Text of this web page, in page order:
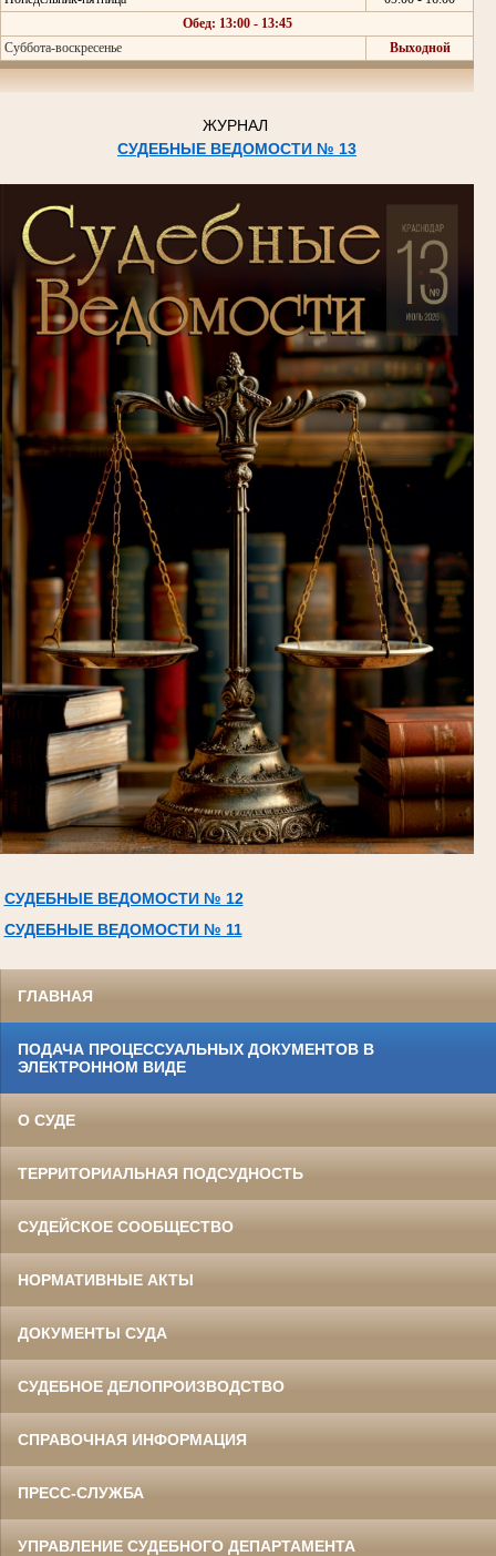
Обед: 13:00 - 13:45
Суббота-воскресенье
Выходной
ЖУРНАЛ
СУДЕБНЫЕ ВЕДОМОСТИ № 13
СУДЕБНЫЕ ВЕДОМОСТИ № 12
СУДЕБНЫЕ ВЕДОМОСТИ № 11
ГЛАВНАЯ
ПОДАЧА ПРОЦЕССУАЛЬНЫХ ДОКУМЕНТОВ В
ЭЛЕКТРОННОМ ВИДЕ
О СУДЕ
ТЕРРИТОРИАЛЬНАЯ ПОДСУДНОСТЬ
СУДЕЙСКОЕ СООБЩЕСТВО
НОРМАТИВНЫЕ АКТЫ
ДОКУМЕНТЫ СУДА
СУДЕБНОЕ ДЕЛОПРОИЗВОДСТВО
СПРАВОЧНАЯ ИНФОРМАЦИЯ
ПРЕСС-СЛУЖБА
УПРАВЛЕНИЕ СУДЕБНОГО ДЕПАРТАМЕНТА